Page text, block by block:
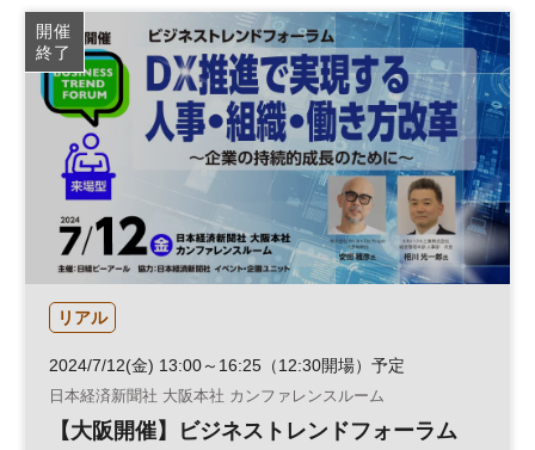
従業員エンゲージメント 人的資本経営 働き方改革
人事 テクノロジー 人材活用 組織 DX
開催
終了
リアル
2024/7/12(金) 13:00～16:25（12:30開場）予定
日本経済新聞社 大阪本社 カンファレンスルーム
【大阪開催】ビジネストレンドフォーラム